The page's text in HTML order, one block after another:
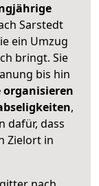
Sarstedt
ein Umzug
bringt. Sie
bis hin
organisieren
,
dafür, dass
Zielort in